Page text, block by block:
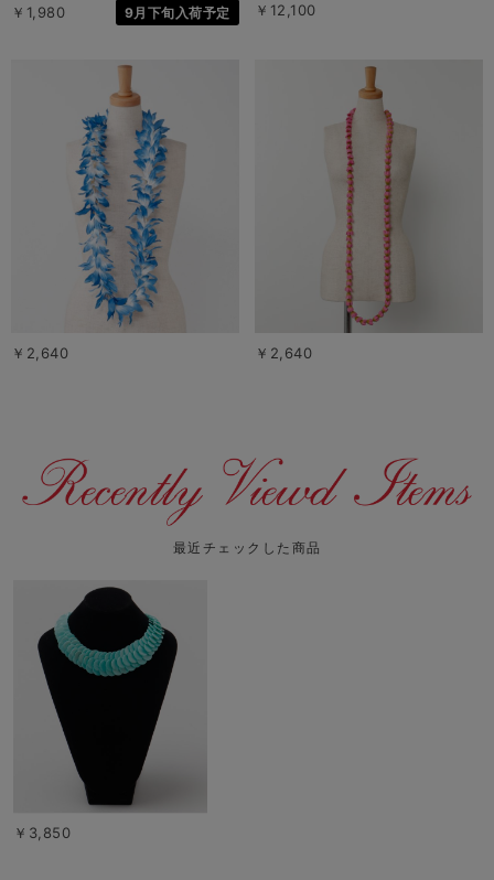
￥1,980 9月下旬入荷予定 ￥12,100
￥2,640 ￥2,640
最近チェックした商品
￥3,850